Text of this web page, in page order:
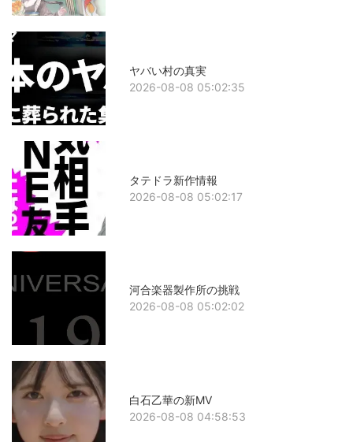
ヤバい村の真実
2026-08-08 05:02:35
タテドラ新作情報
2026-08-08 05:02:17
河合楽器製作所の挑戦
2026-08-08 05:02:02
白石乙華の新MV
2026-08-08 04:58:53